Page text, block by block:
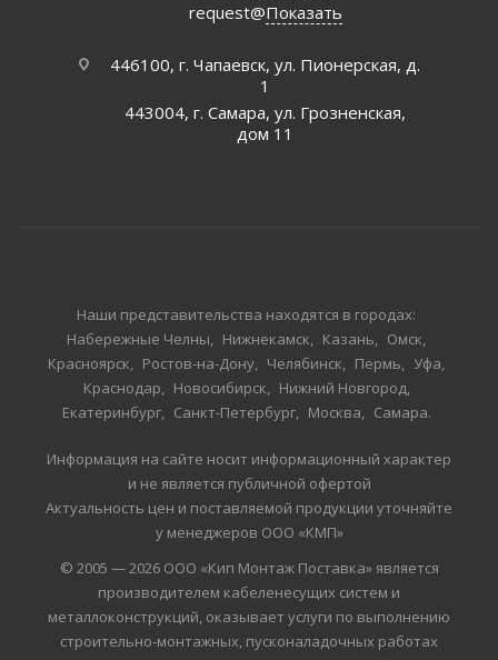
request@Показать
446100, г. Чапаевск, ул. Пионерская, д.
1
443004, г. Самара, ул. Грозненская,
дом 11
Наши представительства находятся в городах:
Набережные Челны
Нижнекамск Казань
Омск
Красноярск
Ростов-на-Дону Челябинск Пермь
Уфа
Краснодар
Новосибирск
Нижний Новгород
Екатеринбург
Санкт-Петербург Москва Самара
Информация на сайте носит информационный характер
и не является публичной офертой
Актуальность цен и поставляемой продукции уточняйте
у менеджеров ООО «КМП»
© 2005 — 2026 ООО «Кип Монтаж Поставка» является
производителем кабеленесущих систем и
металлоконструкций, оказывает услуги по выполнению
строительно-монтажных, пусконаладочных работах